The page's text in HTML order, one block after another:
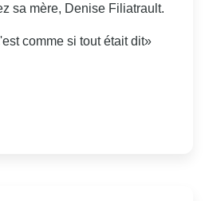
sa mère, Denise Filiatrault.
comme si tout était dit»